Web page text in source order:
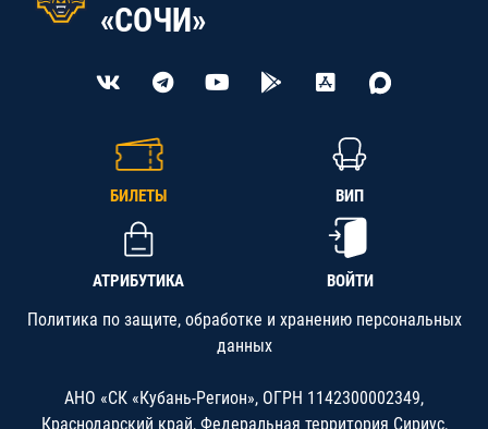
«СОЧИ»
БИЛЕТЫ ВИП
АТРИБУТИКА ВОЙТИ
Политика по защите, обработке и хранению персональных
данных
АНО «СК «Кубань-Регион», ОГРН 1142300002349,
Краснодарский край, Федеральная территория Сириус,